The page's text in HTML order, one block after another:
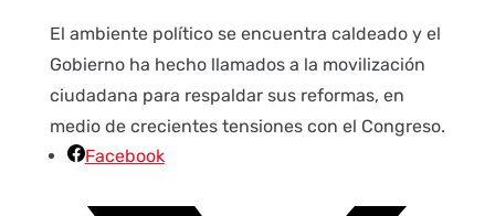
El ambiente político se encuentra caldeado y el
Gobierno ha hecho llamados a la movilización
ciudadana para respaldar sus reformas, en
medio de crecientes tensiones con el Congreso.
Facebook